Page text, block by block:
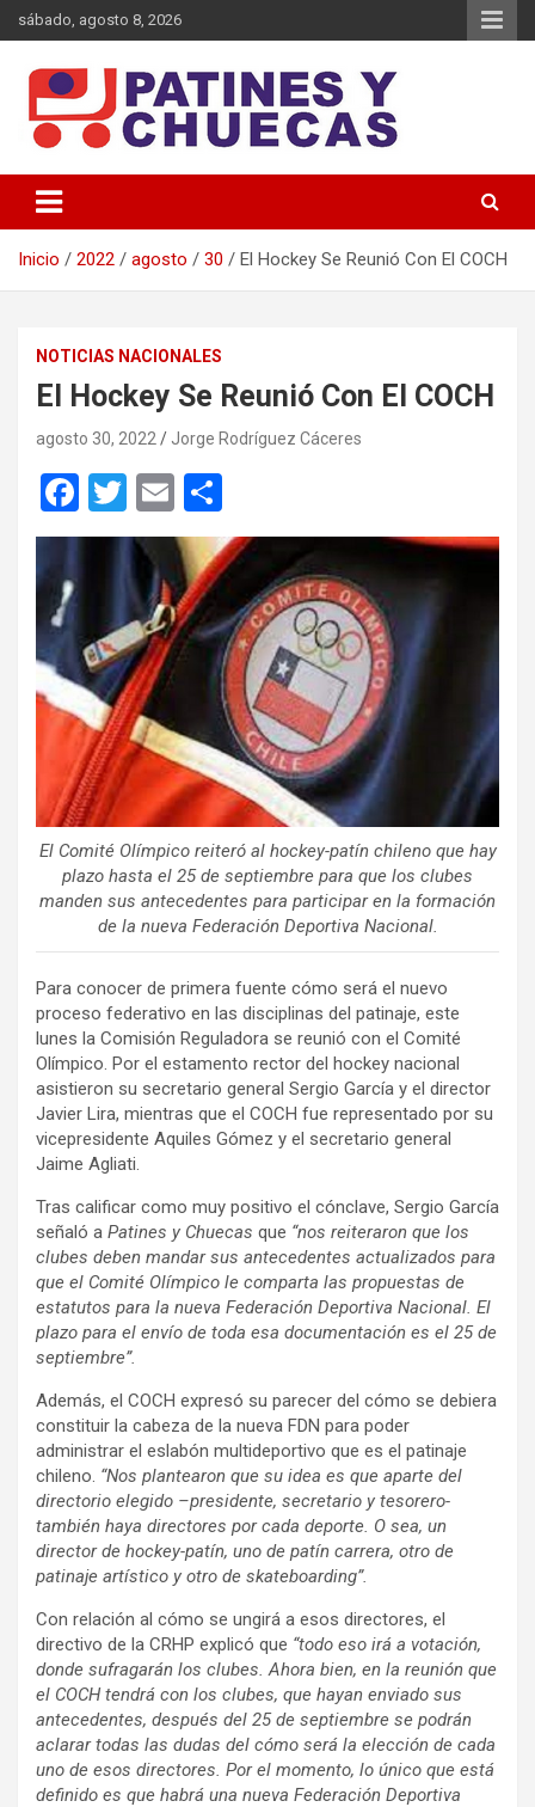
Saltar
al
sábado, agosto 8, 2026
Patines y Chuecas
Inicio 2022 agosto 30 El Hockey Se Reunió Con El COCH
NOTICIAS NACIONALES
El Hockey Se Reunió Con El COCH
agosto 30, 2022 Jorge Rodríguez Cáceres
F
a
o
o
k
T
wi
tt
er
E
m
ail
o
m
p
ar
tir
El Comité Olímpico reiteró al hockey-patín chileno que hay
plazo hasta el 25 de septiembre para que los clubes
manden sus antecedentes para participar en la formación
de la nueva Federación Deportiva Nacional.
Para conocer de primera fuente cómo será el nuevo
proceso federativo en las disciplinas del patinaje, este
lunes la Comisión Reguladora se reunió con el Comité
Olímpico. Por el estamento rector del hockey nacional
asistieron su secretario general Sergio García y el director
Javier Lira, mientras que el COCH fue representado por su
vicepresidente Aquiles Gómez y el secretario general
Jaime Agliati.
Tras calificar como muy positivo el cónclave, Sergio García
señaló a Patines y Chuecas que “nos reiteraron que los
clubes deben mandar sus antecedentes actualizados para
que el Comité Olímpico le comparta las propuestas de
estatutos para la nueva Federación Deportiva Nacional. El
plazo para el envío de toda esa documentación es el 25 de
septiembre”.
Además, el COCH expresó su parecer del cómo se debiera
constituir la cabeza de la nueva FDN para poder
administrar el eslabón multideportivo que es el patinaje
chileno. “Nos plantearon que su idea es que aparte del
directorio elegido –presidente, secretario y tesorero-
también haya directores por cada deporte. O sea, un
director de hockey-patín, uno de patín carrera, otro de
patinaje artístico y otro de skateboarding”.
Con relación al cómo se ungirá a esos directores, el
directivo de la CRHP explicó que “todo eso irá a votación,
donde sufragarán los clubes. Ahora bien, en la reunión que
el COCH tendrá con los clubes, que hayan enviado sus
antecedentes, después del 25 de septiembre se podrán
aclarar todas las dudas del cómo será la elección de cada
uno de esos directores. Por el momento, lo único que está
definido es que habrá una nueva Federación Deportiva